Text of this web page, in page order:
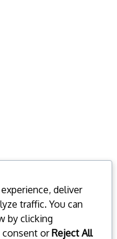
deliver
traffic. You can
by clicking
orReject All